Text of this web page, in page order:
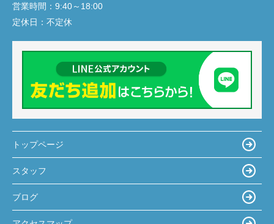
営業時間： 9:40～18:00
定休日： 不定休
トップページ
スタッフ
ブログ